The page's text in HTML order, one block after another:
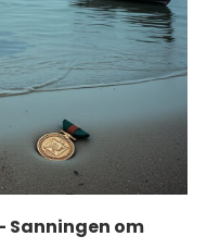
Sanningen om